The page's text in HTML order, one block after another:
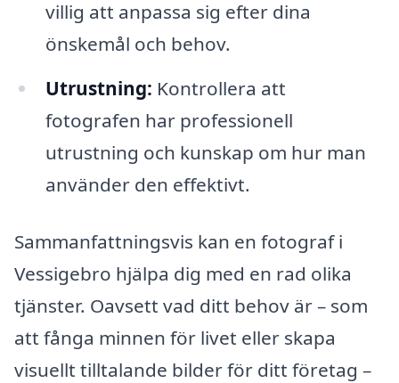
villig att anpassa sig efter dina
önskemål och behov.
Utrustning: Kontrollera att
fotografen har professionell
utrustning och kunskap om hur man
använder den effektivt.
Sammanfattningsvis kan en fotograf i
Vessigebro hjälpa dig med en rad olika
tjänster. Oavsett vad ditt behov är – som
att fånga minnen för livet eller skapa
visuellt tilltalande bilder för ditt företag –